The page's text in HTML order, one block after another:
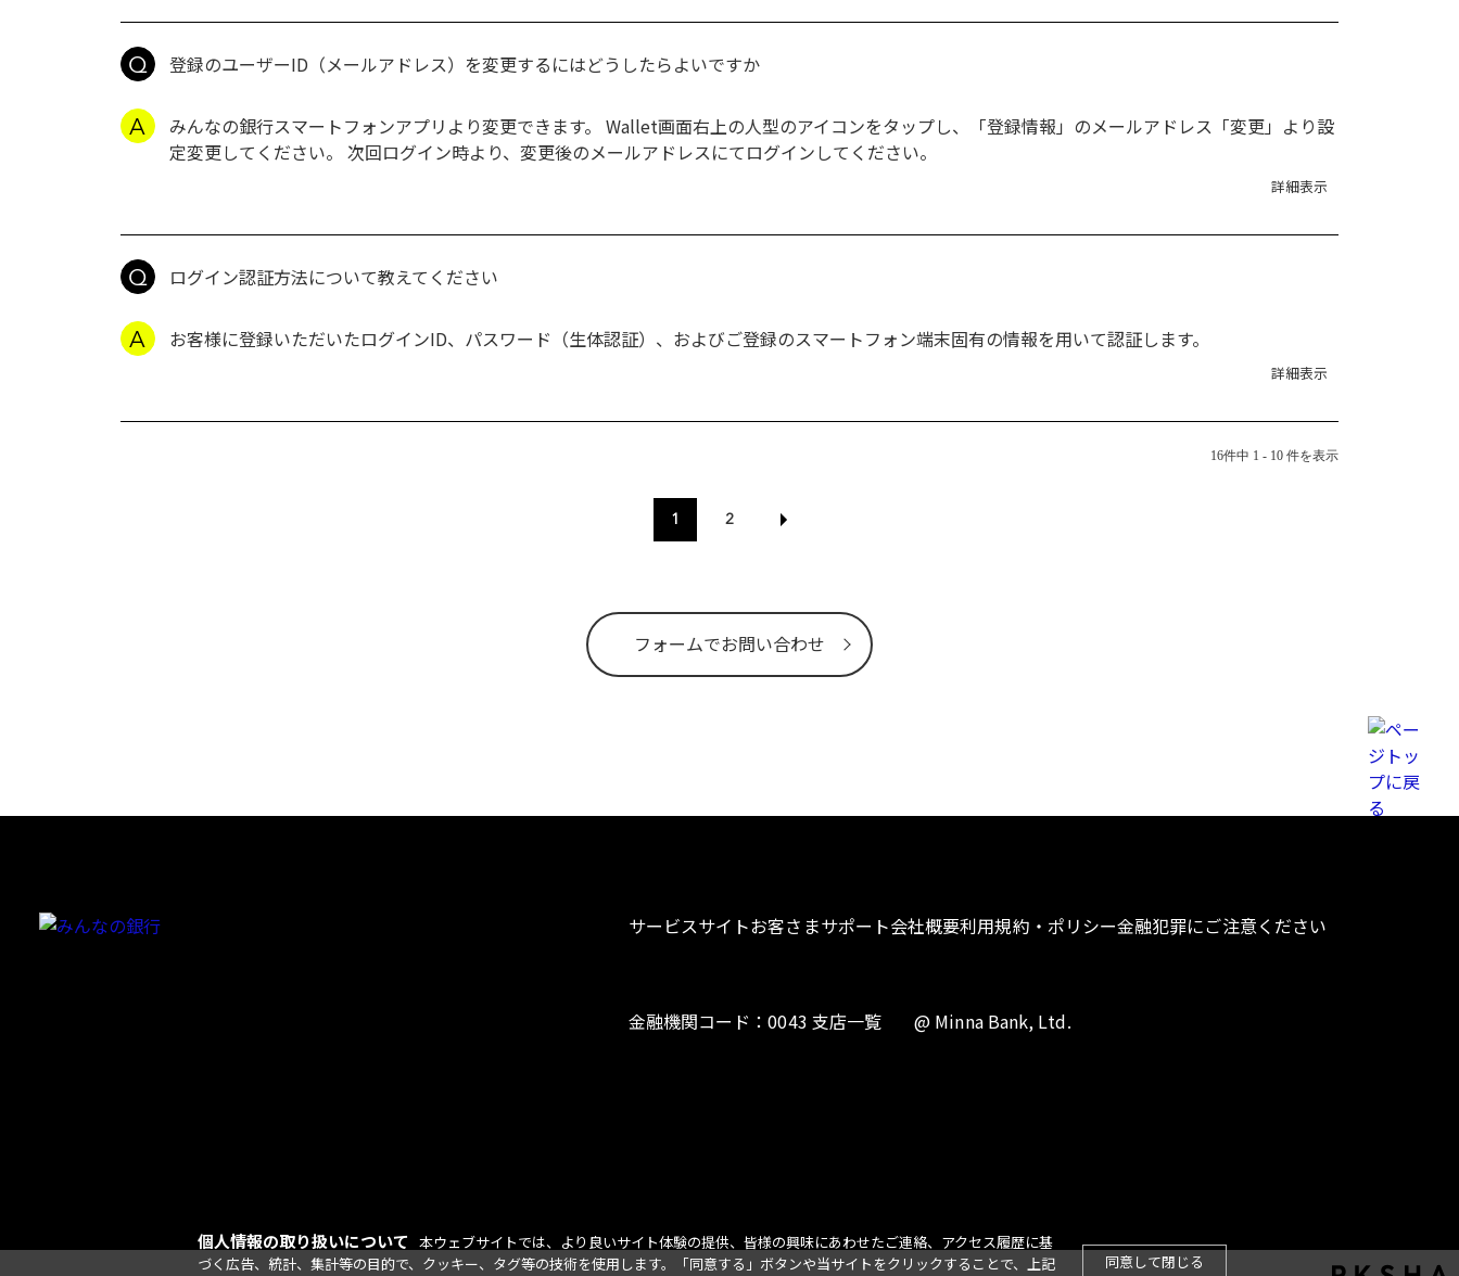
登録のユーザーID（メールアドレス）を変更するにはどうしたらよいですか
みんなの銀行スマートフォンアプリより変更できます。 Wallet画面右上の人型のアイコンをタップし、「登録情報」のメールアドレス「変更」より設
定変更してください。 次回ログイン時より、変更後のメールアドレスにてログインしてください。
詳細表示
ログイン認証方法について教えてください
お客様に登録いただいたログインID、パスワード（生体認証）、およびご登録のスマートフォン端末固有の情報を用いて認証します。
詳細表示
16件中 1 - 10 件を表示
1 2
フォームでお問い合わせ
サービスサイトお客さまサポート会社概要利用規約・ポリシー金融犯罪にご注意ください
金融機関コード：0043 支店一覧 @ Minna Bank, Ltd.
個人情報の取り扱いについて 本ウェブサイトでは、より良いサイト体験の提供、皆様の興味にあわせたご連絡、アクセス履歴に基
づく広告、統計、集計等の目的で、クッキー、タグ等の技術を使用します。「同意する」ボタンや当サイトをクリックすることで、上記
同意して閉じる